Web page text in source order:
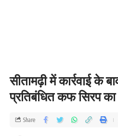
सीतामढ़ी में कार्रवाई के
प्रतिबंधित कफ सिरप का
Share